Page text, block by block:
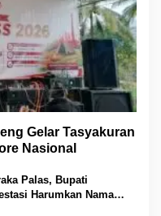
Gelar Tasyakuran
Nasional
Palas, Bupati
Harumkan Nama